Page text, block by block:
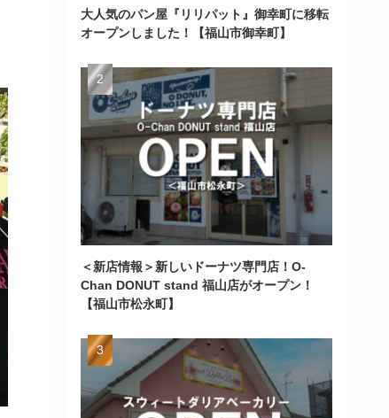
大人気のパン屋『リリパット』御幸町に移転
オープンしました！【福山市御幸町】
＜新店情報＞新しいドーナツ専門店！O-
Chan DONUT stand 福山店がオープン！
【福山市松永町】